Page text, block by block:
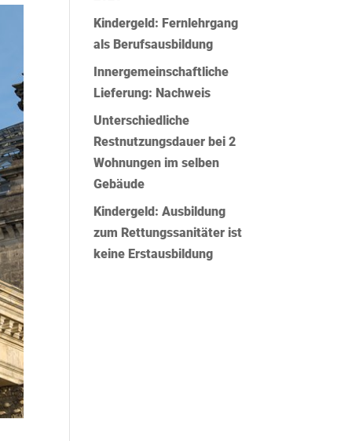
Kindergeld: Fernlehrgang
als Berufsausbildung
Innergemeinschaftliche
Lieferung: Nachweis
Unterschiedliche
Restnutzungsdauer bei 2
Wohnungen im selben
Gebäude
Kindergeld: Ausbildung
zum Rettungssanitäter ist
keine Erstausbildung